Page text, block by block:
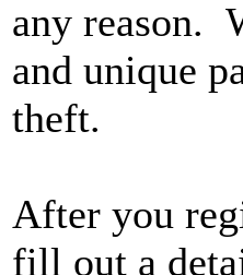
any reason.
and unique
theft.
After you
fill out a